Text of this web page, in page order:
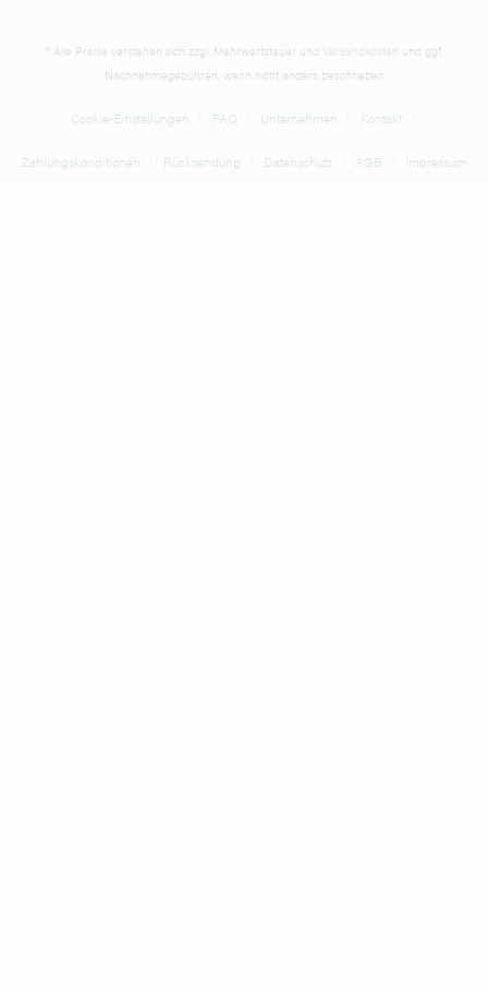
* Alle Preise verstehen sich zzgl. Mehrwertsteuer und Versandkosten und ggf.
Nachnahmegebühren, wenn nicht anders beschrieben
Cookie-Einstellungen FAQ Unternehmen Kontakt
Zahlungskonditionen Rücksendung Datenschutz AGB Impressum